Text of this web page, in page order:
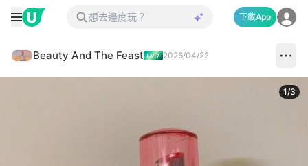
下載App
Beauty And The Feast 2026/04/22
1/3